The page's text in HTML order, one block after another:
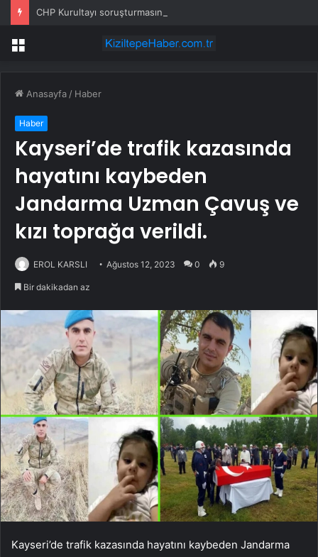
Menü
Anasayfa / Haber
Haber
Kayseri’de trafik kazasında
hayatını kaybeden
Jandarma Uzman Çavuş ve
kızı toprağa verildi.
EROL KARSLI Ağustos 12, 2023 0 9
Bir dakikadan az
Kayseri’de trafik kazasında hayatını kaybeden Jandarma